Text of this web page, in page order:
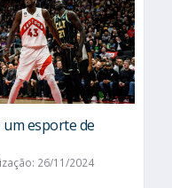
esporte de
26/11/2024